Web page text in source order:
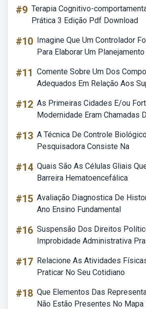
#9 Terapia Cognitivo-
Prática 3 Edição Pdf Download
#10 Imagine Que Um Controlador
Para Elaborar Um Planejamento
#11 Comente Sobre Um Dos
Adequados Em Relação Aos
#12 As Primeiras Cidades E/ou
Modernidade Eram Chamadas
#13 A Técnica De Controle
Pesquisadora Consiste Na
#14 Quais São As Células Gliais
Barreira Hematoencefálica
#15 Avaliação Diagnostica De
Ano Ensino Fundamental
#16 Suspensão Dos Direitos
Improbidade Administrativa
#17 Relacione As Atividades
Praticar No Seu Cotidiano
#18 Que Elementos Das
Não Estão Presentes No Mapa